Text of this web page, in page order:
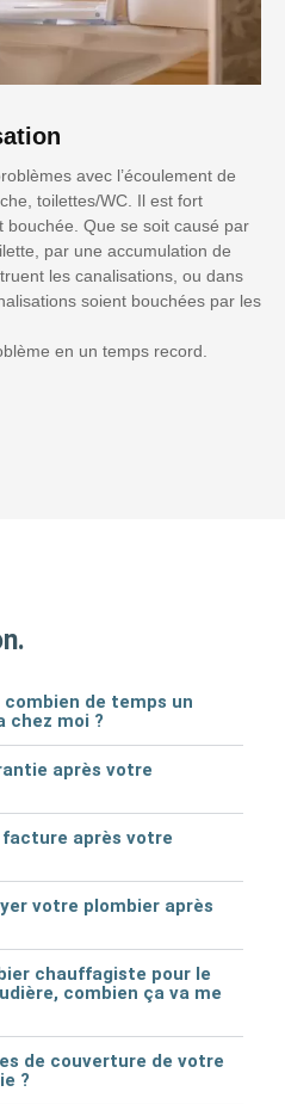
avec l’écoulement de
toilettes/WC. Il est fort
bouchée. Que se soit causé par
par une accumulation de
les canalisations, ou dans
soient bouchées par les
en un temps record.
de temps un
chez moi ?
après votre
après votre
votre plombier après
chauffagiste pour le
combien ça va me
de couverture de votre
?